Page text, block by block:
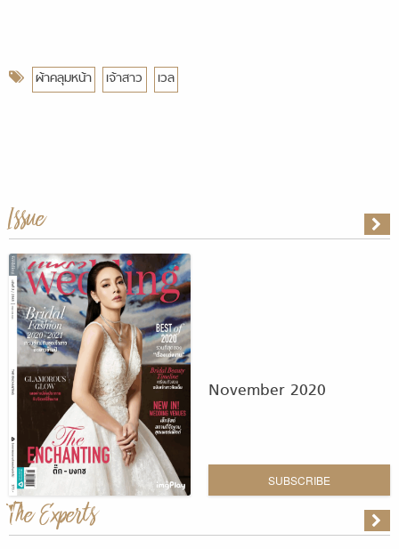
ผ้าคลุมหน้า เจ้าสาว เวล
Issue
November 2020
SUBSCRIBE
The Experts